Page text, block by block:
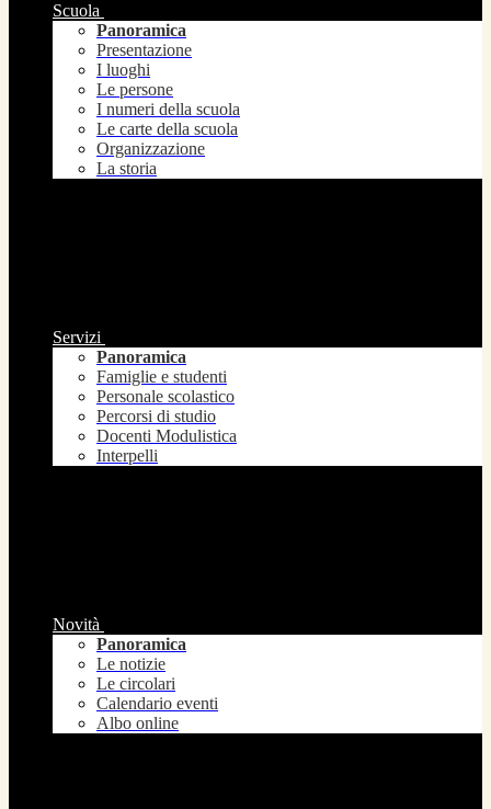
Scuola
Panoramica
Presentazione
I luoghi
Le persone
I numeri della scuola
Le carte della scuola
Organizzazione
La storia
Servizi
Panoramica
Famiglie e studenti
Personale scolastico
Percorsi di studio
Docenti Modulistica
Interpelli
Novità
Panoramica
Le notizie
Le circolari
Calendario eventi
Albo online